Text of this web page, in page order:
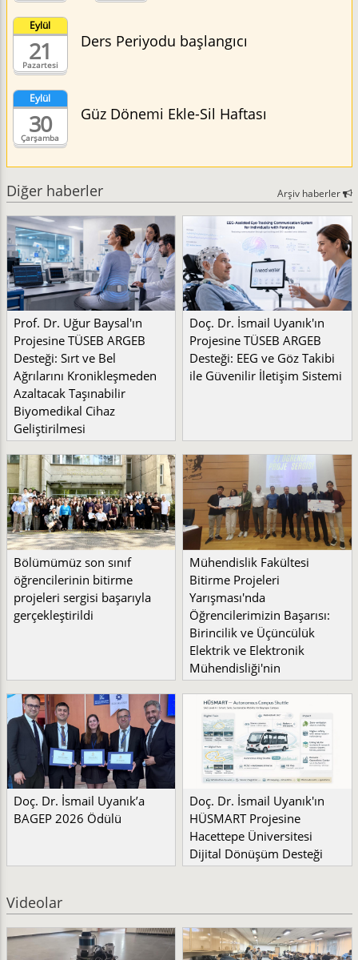
Pazartesi
Eylül
21 Ders Periyodu başlangıcı
Çarşamba
Eylül
30 Güz Dönemi Ekle-Sil Haftası
Diğer haberler Arşiv haberler
Prof. Dr. Uğur Baysal'ın
Projesine TÜSEB ARGEB
Desteği: Sırt ve Bel
Ağrılarını Kronikleşmeden
Azaltacak Taşınabilir
Biyomedikal Cihaz
Geliştirilmesi
Doç. Dr. İsmail Uyanık'ın
Projesine TÜSEB ARGEB
Desteği: EEG ve Göz Takibi
ile Güvenilir İletişim Sistemi
Bölümümüz son sınıf
öğrencilerinin bitirme
projeleri sergisi başarıyla
gerçekleştirildi
Mühendislik Fakültesi
Bitirme Projeleri
Yarışması'nda
Öğrencilerimizin Başarısı:
Birincilik ve Üçüncülük
Elektrik ve Elektronik
Mühendisliği'nin
Doç. Dr. İsmail Uyanık’a
BAGEP 2026 Ödülü
Doç. Dr. İsmail Uyanık'ın
HÜSMART Projesine
Hacettepe Üniversitesi
Dijital Dönüşüm Desteği
Videolar